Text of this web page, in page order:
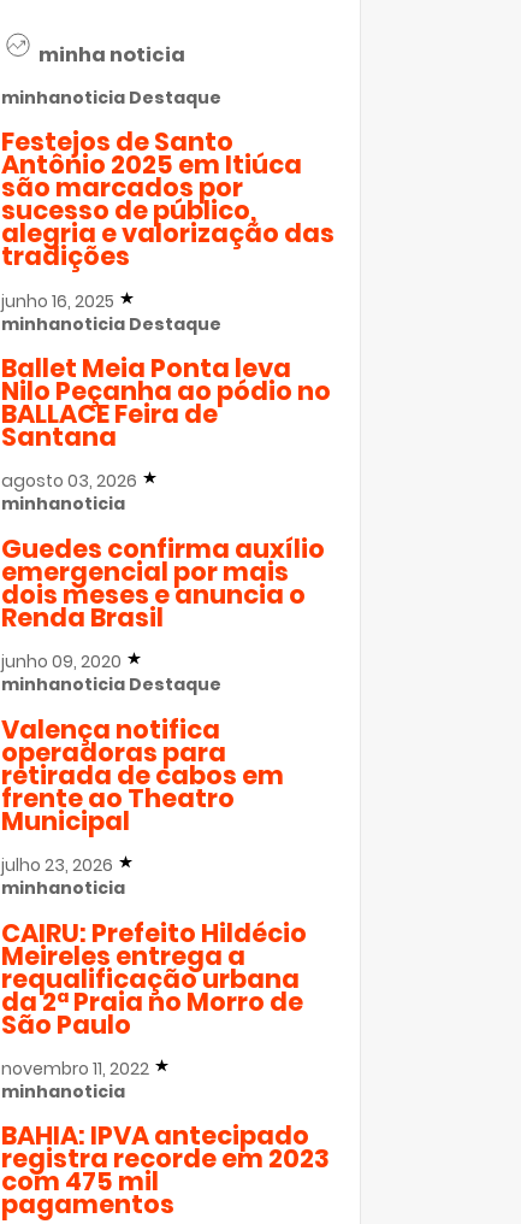
minha noticia
minhanoticia Destaque
Festejos de Santo
Antônio 2025 em Itiúca
são marcados por
sucesso de público,
alegria e valorização das
tradições
junho 16, 2025
minhanoticia Destaque
Ballet Meia Ponta leva
Nilo Peçanha ao pódio no
BALLACE Feira de
Santana
agosto 03, 2026
minhanoticia
Guedes confirma auxílio
emergencial por mais
dois meses e anuncia o
Renda Brasil
junho 09, 2020
minhanoticia Destaque
Valença notifica
operadoras para
retirada de cabos em
frente ao Theatro
Municipal
julho 23, 2026
minhanoticia
CAIRU: Prefeito Hildécio
Meireles entrega a
requalificação urbana
da 2ª Praia no Morro de
São Paulo
novembro 11, 2022
minhanoticia
BAHIA: IPVA antecipado
registra recorde em 2023
com 475 mil
pagamentos